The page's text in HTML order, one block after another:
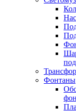
Фонтаны